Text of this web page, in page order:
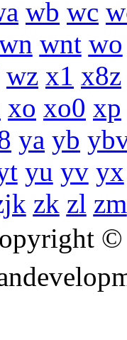
wb wc
wnt wo
wz x1 x8z
xo xo0 xp
ya yb
yu yv yx
zk zl zm
©